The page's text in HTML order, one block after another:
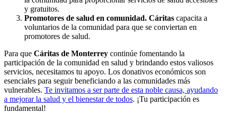
y gratuitos.
Promotores de salud en comunidad. Cáritas capacita a
voluntarios de la comunidad para que se conviertan en
promotores de salud.
Para que Cáritas de Monterrey continúe fomentando la
participación de la comunidad en salud y brindando estos valiosos
servicios, necesitamos tu apoyo. Los donativos económicos son
esenciales para seguir beneficiando a las comunidades más
vulnerables. Te invitamos a ser parte de esta noble causa, ayudando
a mejorar la salud y el bienestar de todos. ¡Tu participación es
fundamental!